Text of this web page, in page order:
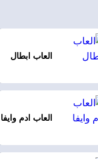
العاب ابطال
العاب ادم وايفا